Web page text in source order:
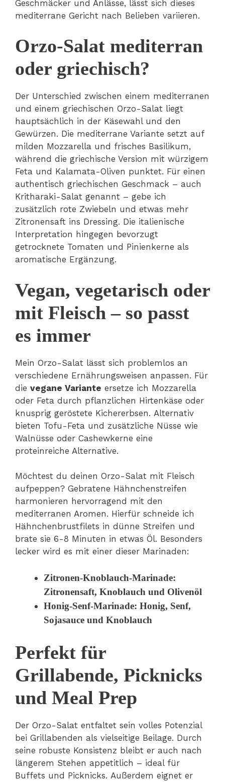
Geschmäcker und Anlässe, lässt sich dieses
mediterrane Gericht nach Belieben variieren.
Orzo-Salat mediterran
oder griechisch?
Der Unterschied zwischen einem mediterranen
und einem griechischen Orzo-Salat liegt
hauptsächlich in der Käsewahl und den
Gewürzen. Die mediterrane Variante setzt auf
milden Mozzarella und frisches Basilikum,
während die griechische Version mit würzigem
Feta und Kalamata-Oliven punktet. Für einen
authentisch griechischen Geschmack – auch
Kritharaki-Salat genannt – gebe ich
zusätzlich rote Zwiebeln und etwas mehr
Zitronensaft ins Dressing. Die italienische
Interpretation hingegen bevorzugt
getrocknete Tomaten und Pinienkerne als
aromatische Ergänzung.
Vegan, vegetarisch oder
mit Fleisch – so passt
es immer
Mein Orzo-Salat lässt sich problemlos an
verschiedene Ernährungsweisen anpassen. Für
dievegane Variante ersetze ich Mozzarella
oder Feta durch pflanzlichen Hirtenkäse oder
knusprig geröstete Kichererbsen. Alternativ
bieten Tofu-Feta und zusätzliche Nüsse wie
Walnüsse oder Cashewkerne eine
proteinreiche Alternative.
Möchtest du deinen Orzo-Salat mit Fleisch
aufpeppen? Gebratene Hähnchenstreifen
harmonieren hervorragend mit den
mediterranen Aromen. Hierfür schneide ich
Hähnchenbrustfilets in dünne Streifen und
brate sie 6-8 Minuten in etwas Öl. Besonders
lecker wird es mit einer dieser Marinaden:
Zitronen-Knoblauch-Marinade:
Zitronensaft, Knoblauch und Olivenöl
Honig-Senf-Marinade: Honig, Senf,
Sojasauce und Knoblauch
Perfekt für
Grillabende, Picknicks
und Meal Prep
Der Orzo-Salat entfaltet sein volles Potenzial
bei Grillabenden als vielseitige Beilage. Durch
seine robuste Konsistenz bleibt er auch nach
längerem Stehen appetitlich – ideal für
Buffets und Picknicks. Außerdem eignet er